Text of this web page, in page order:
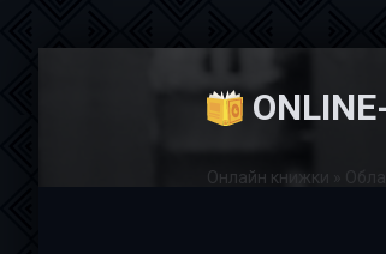
Онлайн книжки